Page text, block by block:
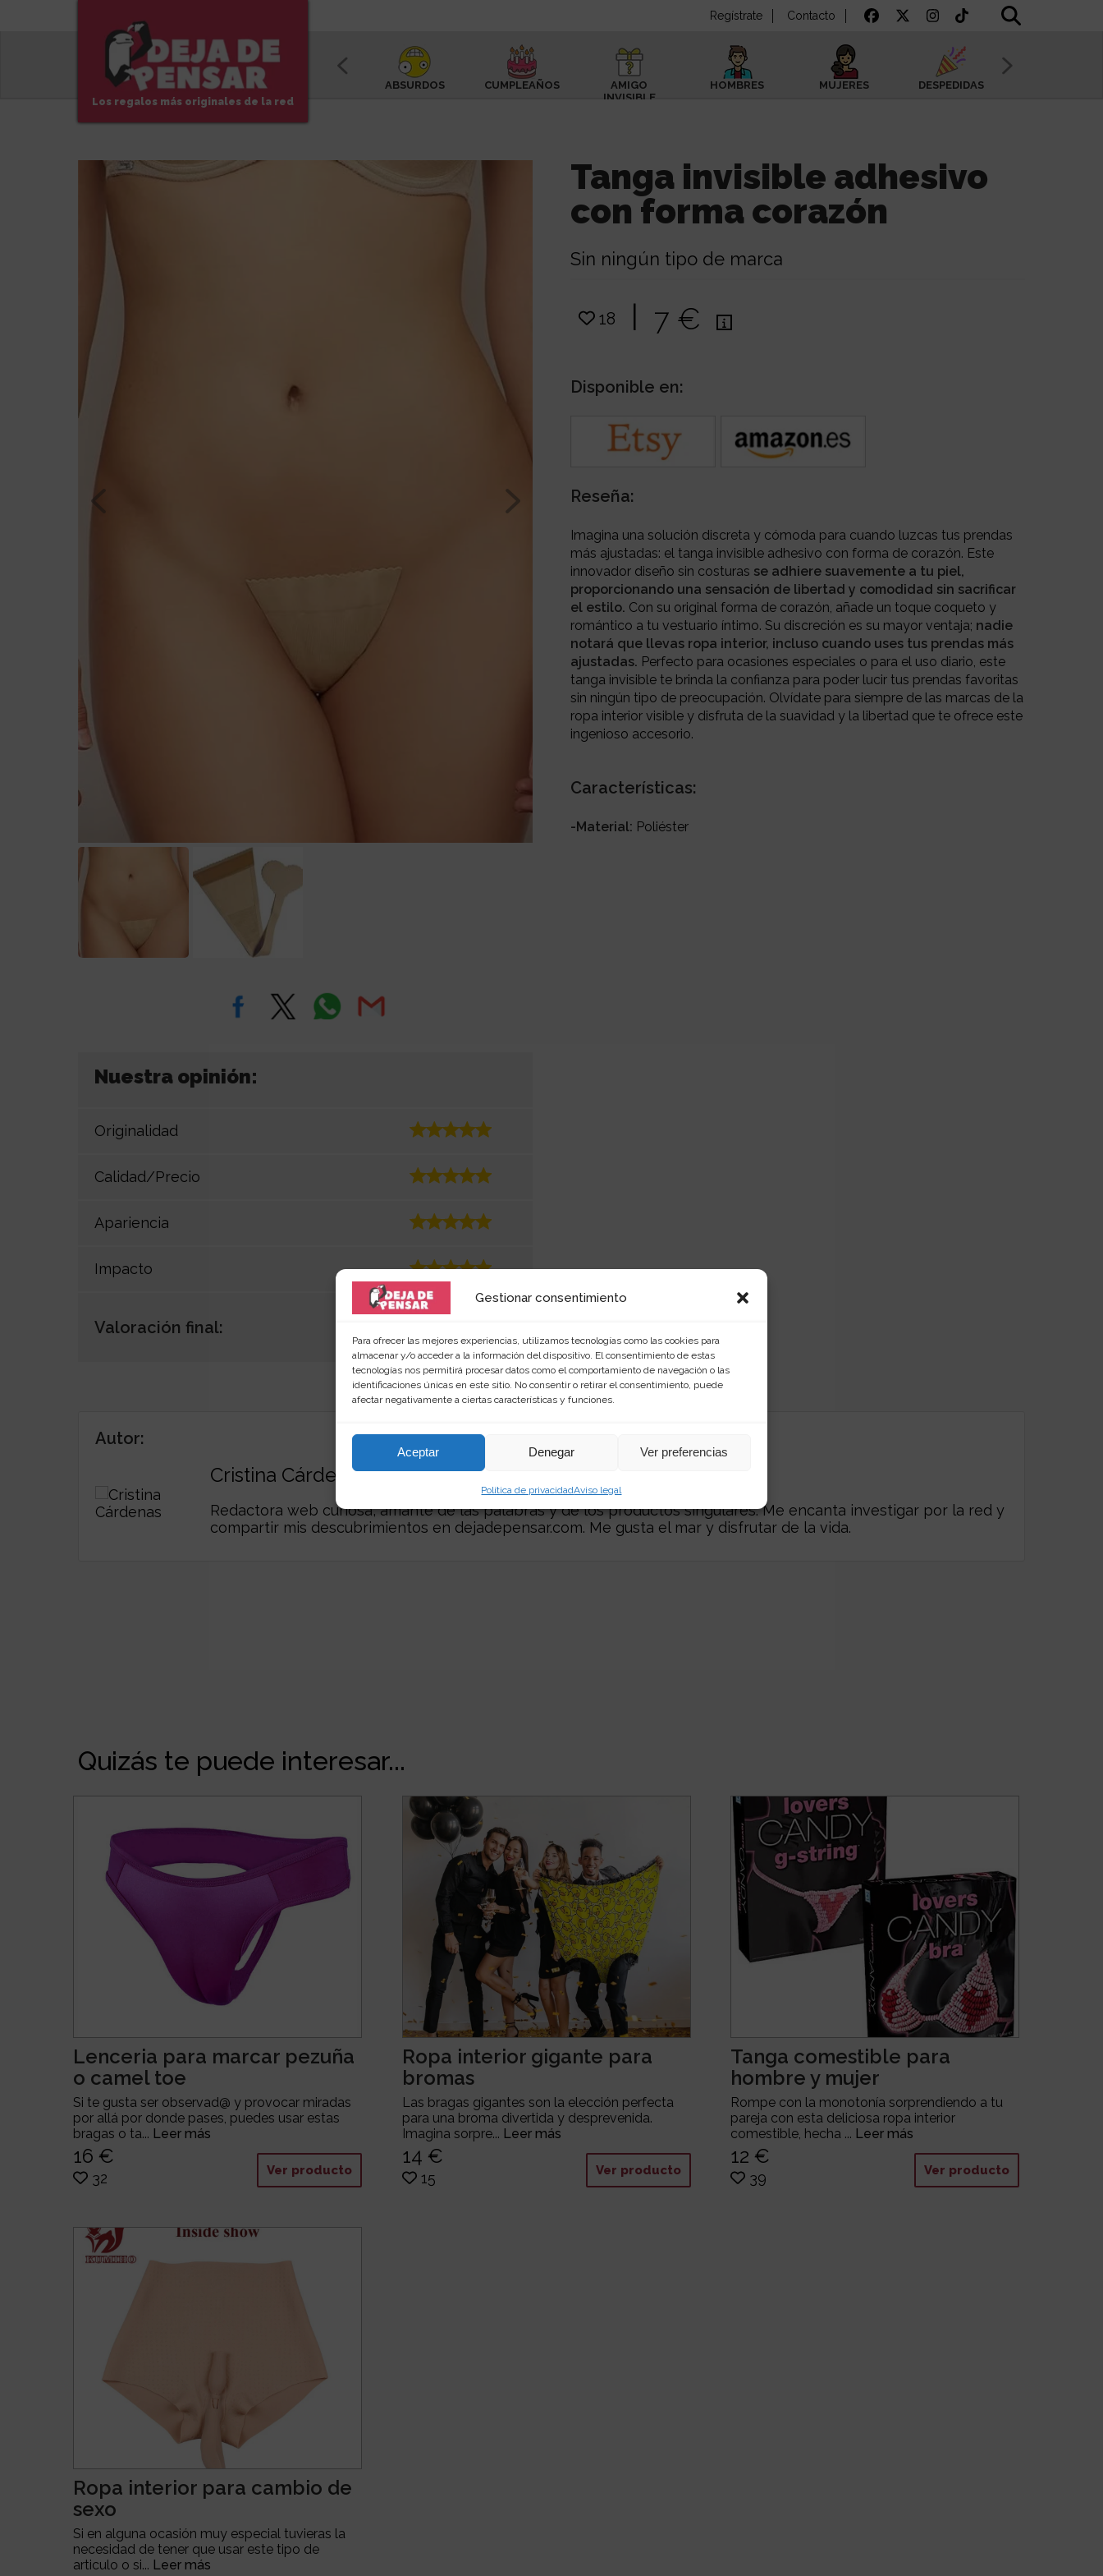
Gestionar consentimiento
Para ofrecer las mejores experiencias, utilizamos tecnologías como las cookies para
almacenar y/o acceder a la información del dispositivo. El consentimiento de estas
tecnologías nos permitirá procesar datos como el comportamiento de navegación o las
identificaciones únicas en este sitio. No consentir o retirar el consentimiento, puede
afectar negativamente a ciertas características y funciones.
Aceptar Denegar Ver preferencias
Política de privacidadAviso legal
Los regalos más originales de la red
Regístrate Contacto
ABSURDOS CUMPLEAÑOS
AMIGO
INVISIBLE
HOMBRES MUJERES DESPEDIDAS
Nuestra opinión:
Originalidad
Calidad/Precio
Apariencia
Impacto
Valoración final:
Tanga invisible adhesivo
con forma corazón
Sin ningún tipo de marca
18 | 7 €
Disponible en:
Reseña:
Imagina una solución discreta y cómoda para cuando luzcas tus prendas
más ajustadas: el tanga invisible adhesivo con forma de corazón. Este
innovador diseño sin costuras se adhiere suavemente a tu piel,
proporcionando una sensación de libertad y comodidad sin sacrificar
el estilo. Con su original forma de corazón, añade un toque coqueto y
romántico a tu vestuario íntimo. Su discreción es su mayor ventaja; nadie
notará que llevas ropa interior, incluso cuando uses tus prendas más
ajustadas. Perfecto para ocasiones especiales o para el uso diario, este
tanga invisible te brinda la confianza para poder lucir tus prendas favoritas
sin ningún tipo de preocupación. Olvídate para siempre de las marcas de la
ropa interior visible y disfruta de la suavidad y la libertad que te ofrece este
ingenioso accesorio.
Características:
-Material: Poliéster
Autor:
Cristina Cárdenas
Redactora web curiosa, amante de las palabras y de los productos singulares. Me encanta investigar por la red y
compartir mis descubrimientos en dejadepensar.com. Me gusta el mar y disfrutar de la vida.
Quizás te puede interesar...
Lenceria para marcar pezuña
o camel toe
Si te gusta ser observad@ y provocar miradas
por allá por donde pases, puedes usar estas
bragas o ta... Leer más
16 €
32 Ver producto
Ropa interior gigante para
bromas
Las bragas gigantes son la elección perfecta
para una broma divertida y desprevenida.
Imagina sorpre... Leer más
14 €
15 Ver producto
Tanga comestible para
hombre y mujer
Rompe con la monotonía sorprendiendo a tu
pareja con esta deliciosa ropa interior
comestible, hecha ... Leer más
12 €
39 Ver producto
Ropa interior para cambio de
sexo
Si en alguna ocasión muy especial tuvieras la
necesidad de tener que usar este tipo de
articulo o si... Leer más